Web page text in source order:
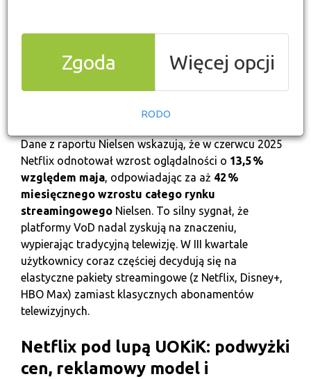
Zgoda Więcej opcji
RODO
Wzrost oglądalności:
Netflix napędza segment
streamingowy
Dane z raportu Nielsen wskazują, że w czerwcu 2025
Netflix odnotował wzrost oglądalności o 13,5 %
względem maja, odpowiadając za aż 42 %
miesięcznego wzrostu całego rynku
streamingowego Nielsen. To silny sygnał, że
platformy VoD nadal zyskują na znaczeniu,
wypierając tradycyjną telewizję. W III kwartale
użytkownicy coraz częściej decydują się na
elastyczne pakiety streamingowe (z Netflix, Disney+,
HBO Max) zamiast klasycznych abonamentów
telewizyjnych.
Netflix pod lupą UOKiK: podwyżki
cen, reklamowy model i